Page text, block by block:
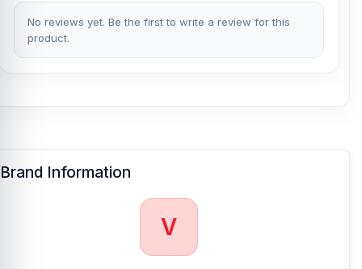
No reviews yet. Be the first to write a review for this
product.
Brand Information
V